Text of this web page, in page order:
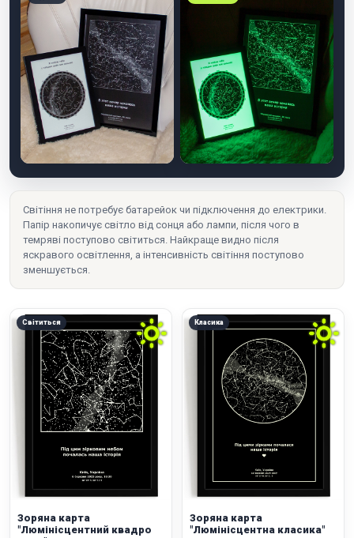
Світіння не потребує батарейок чи підключення до електрики.
Папір накопичує світло від сонця або лампи, після чого в
темряві поступово світиться. Найкраще видно після
яскравого освітлення, а інтенсивність світіння поступово
зменшується.
Світиться
Зоряна карта
"Люмінісцентний квадро
Класика
Зоряна карта
"Люмінісцентна класика"